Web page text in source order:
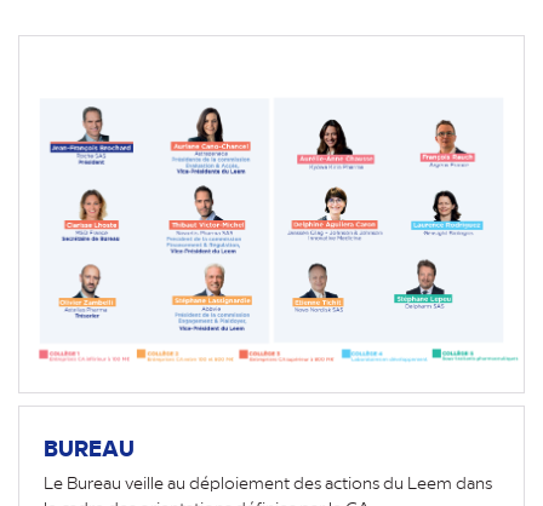
BUREAU
Le Bureau veille au déploiement des actions du Leem dans